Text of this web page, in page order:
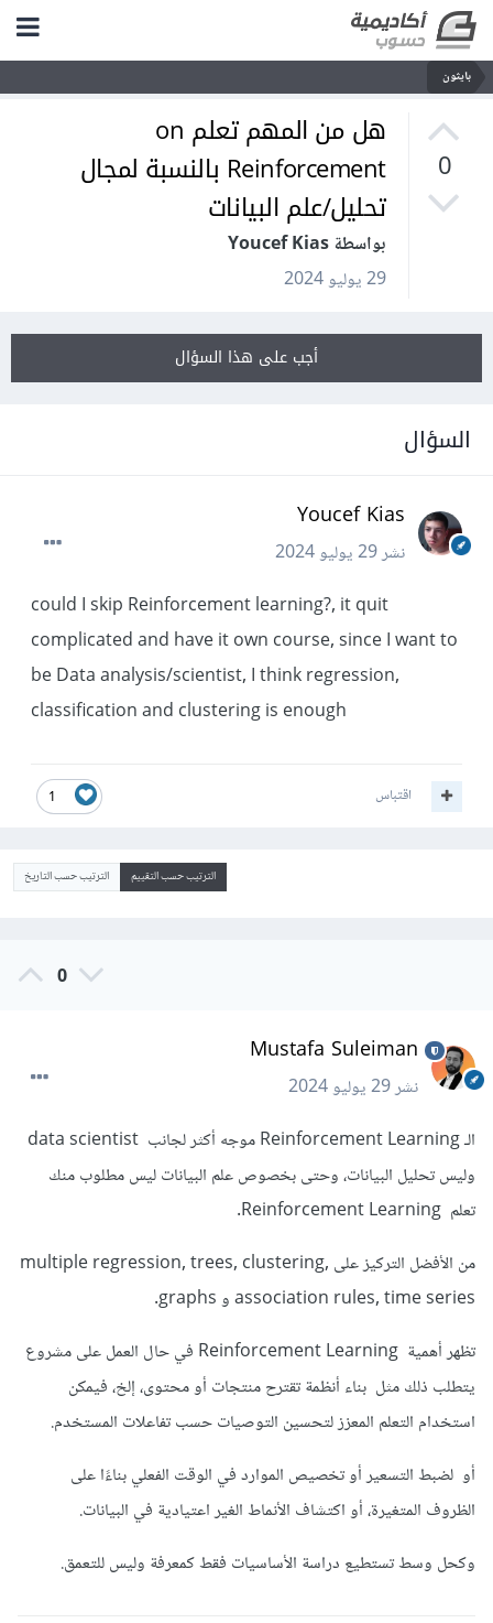
بايثون
0
هل من المهم تعلم on
Reinforcement بالنسبة لمجال
تحليل/علم البيانات
بواسطة Youcef Kias
29 يوليو 2024
أجب على هذا السؤال
السؤال
Youcef Kias
نشر29 يوليو 2024
could I skip Reinforcement learning?, it quit
complicated and have it own course, since I want to
be Data analysis/scientist, I think regression,
classification and clustering is enough
1 اقتباس
الترتيب حسب التقييم الترتيب حسب التاريخ
0
Mustafa Suleiman
نشر29 يوليو 2024
الـ Reinforcement Learning موجه أكثر لجانب data scientist
وليس تحليل البيانات، وحتى بخصوص علم البيانات ليس مطلوب منك
تعلم Reinforcement Learning.
من الأفضل التركيز على multiple regression, trees, clustering,
association rules, time series و graphs.
تظهر أهمية Reinforcement Learning في حال العمل على مشروع
يتطلب ذلك مثل بناء أنظمة تقترح منتجات أو محتوى، إلخ، فيمكن
استخدام التعلم المعزز لتحسين التوصيات حسب تفاعلات المستخدم.
أو لضبط التسعير أو تخصيص الموارد في الوقت الفعلي بناءًا على
الظروف المتغيرة، أو اكتشاف الأنماط الغير اعتيادية في البيانات.
وكحل وسط تستطيع دراسة الأساسيات فقط كمعرفة وليس للتعمق.